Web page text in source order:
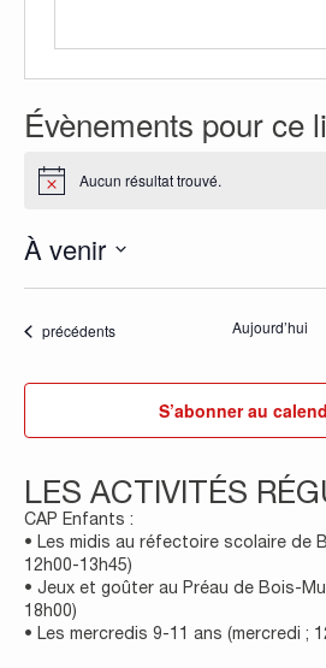
Évènements pour ce
Notice Aucun résultat trouvé.
À venir
date.Évènements
précédents Aujourd’hui
S’abonner au
LES ACTIVITÉS
CAP Enfants :
• Les midis au réfectoire scolaire de
12h00-13h45)
• Jeux et goûter au Préau de Bois-
18h00)
• Les mercredis 9-11 ans (mercredi ;